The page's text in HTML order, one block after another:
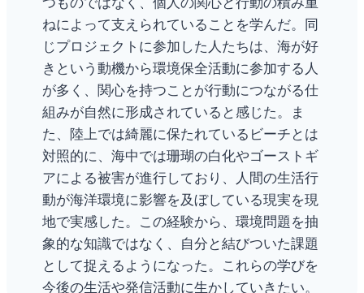
ねによって支えられていることを学んだ。同
じプロジェクトに参加した人たちは、海が好
きという動機から環境保全活動に参加する人
が多く、関心を持つことが行動につながる仕
組みが自然に形成されていると感じた。ま
た、陸上では綺麗に保たれているビーチとは
対照的に、海中では珊瑚の白化やゴーストギ
アによる被害が進行しており、人間の生活行
動が海洋環境に影響を及ぼしている現実を現
地で実感した。この経験から、環境問題を抽
象的な知識ではなく、自分と結びついた課題
として捉えるようになった。これらの学びを
今後の生活や発信活動に生かしていきたい。